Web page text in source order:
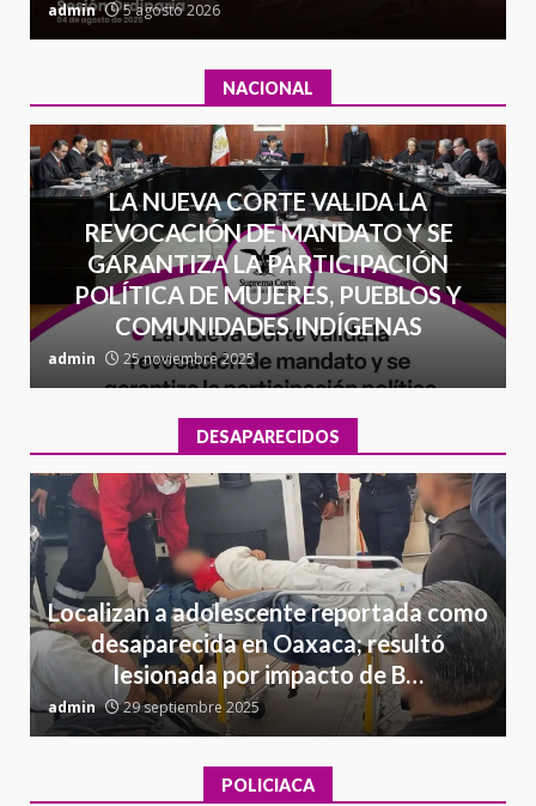
admin 5 agosto 2026
NACIONAL
LA NUEVA CORTE VALIDA LA
REVOCACIÓN DE MANDATO Y SE
GARANTIZA LA PARTICIPACIÓN
POLÍTICA DE MUJERES, PUEBLOS Y
COMUNIDADES INDÍGENAS
admin 25 noviembre 2025
DESAPARECIDOS
Localizan a adolescente reportada como
desaparecida en Oaxaca; resultó
lesionada por impacto de B…
admin 29 septiembre 2025
POLICIACA